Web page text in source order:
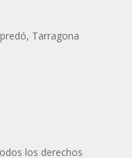
Tarragona
los derechos